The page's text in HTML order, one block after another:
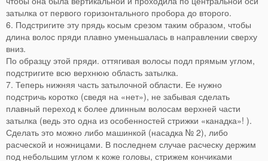
затылка от первого горизонтального пробора до второго.
6. Подстригите эту прядь косым срезом таким образом, чтобы
длина волос пряди плавно уменьшалась в направлении сверху
вниз.
По образцу этой пряди. оттягивая волосы подл прямым углом,
подстригите всю верхнюю область затылка.
7. Теперь нижняя часть затылочной области. Ее нужно
подстричь коротко (сведя на «нет»), не забывая сделать
плавный переход к более длинным волосам верхней части
затылка (ведь это одна из особенностей стрижки «канадка»! ).
Сделать это можно либо машинкой (насадка № 2), либо
расческой и ножницами. В последнем случае расческу держим
под небольшим углом к коже головы, стрижем кончиками